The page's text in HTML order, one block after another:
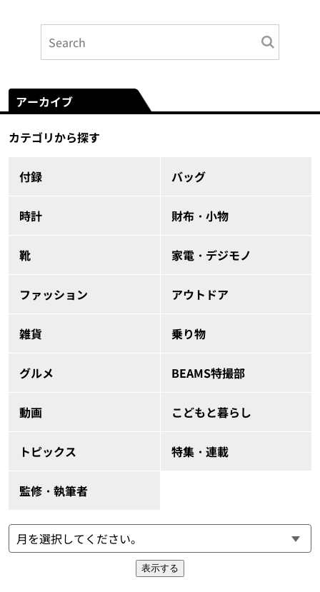
アーカイブ
カテゴリから探す
付録 バッグ
時計 財布・小物
靴 家電・デジモノ
ファッション アウトドア
雑貨 乗り物
グルメ BEAMS特撮部
動画 こどもと暮らし
トピックス 特集・連載
監修・執筆者
表示する